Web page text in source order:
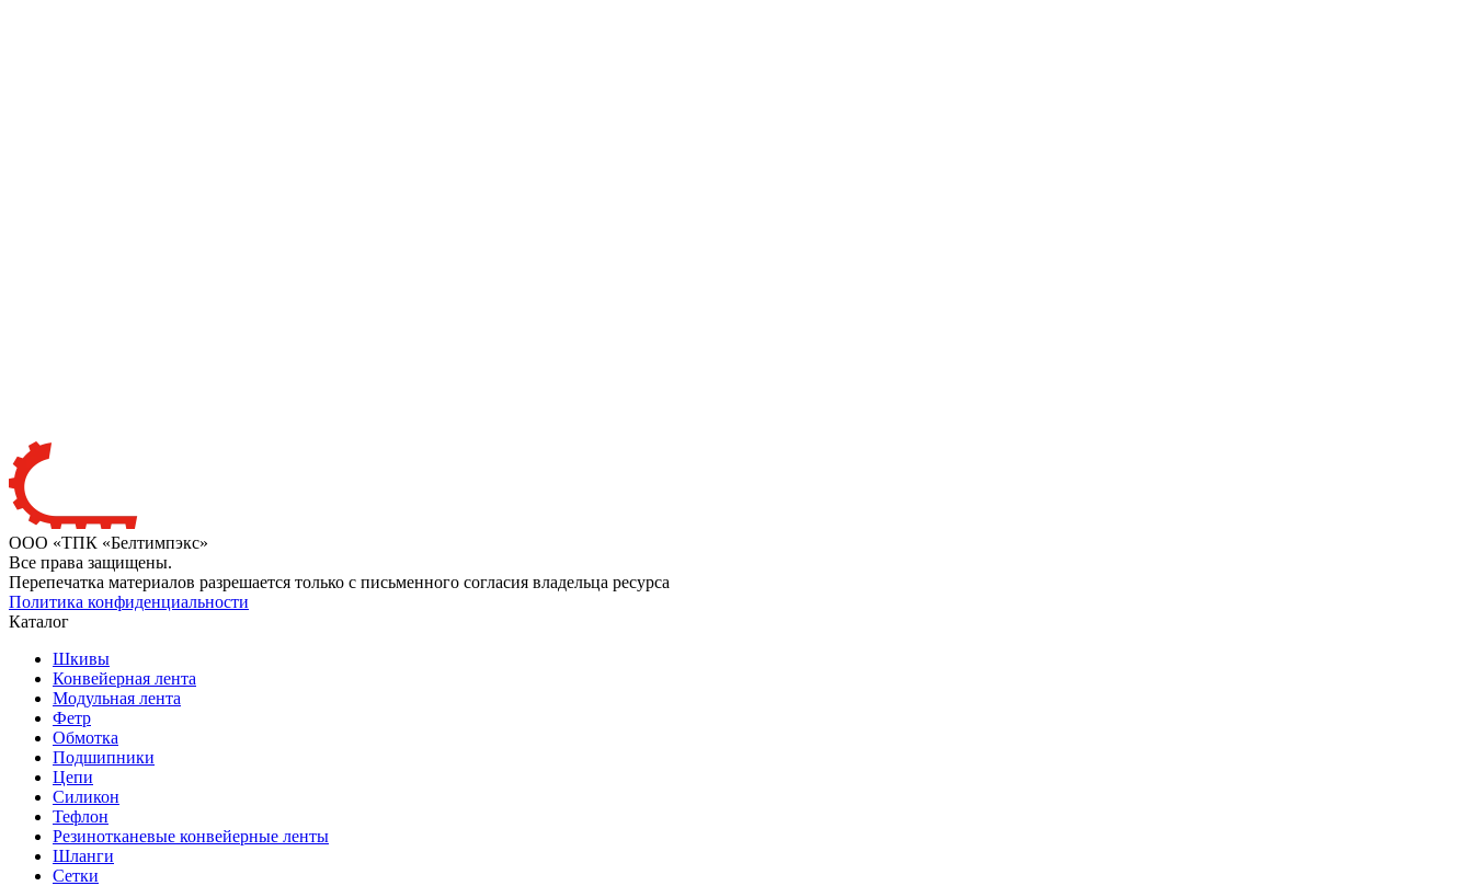
ООО «ТПК «Белтимпэкс»
Все права защищены.
Перепечатка материалов разрешается только с письменного согласия владельца ресурса
Политика конфиденциальности
Каталог
Шкивы
Конвейерная лента
Модульная лента
Фетр
Обмотка
Подшипники
Цепи
Силикон
Тефлон
Резинотканевые конвейерные ленты
Шланги
Сетки